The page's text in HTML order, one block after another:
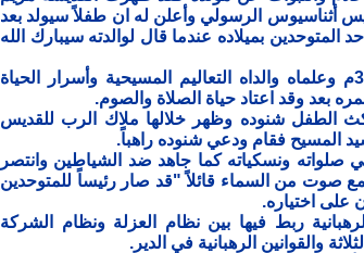
أثناسيوس الرسولي وأعلن له ان طفلاً سيولد بعد
بميلاده عندما قال لوالدته سيبارك الله
ولد الطفل شنوده في جزيرة شندويل التابعة لمحافظة سوهاج عام 333م وعلماه والداه التعاليم المسيحية وأسرار الحياة
بعد وقد اعتاد حياة الصلاة والصوم.
الطفل شنوده وظهر خلالها ملاك الرب للقديس
المسيح فقام ودعي شنوده راهباً.
ونسكياته كما جاهد ضد الشياطين وانتصر
سمع صوت من السماء قائلاً "قد صار رئيساً للمتوحدين
ربط فيها بين نظام العزلة ونظام الشركة
والقوانين الرهبانية في الدير.